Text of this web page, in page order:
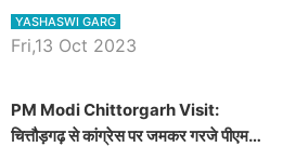
सबसे लोकप्रिय चेहरा कौनसा ?
YASHASWI GARG
Fri,13 Oct 2023
PM Modi Chittorgarh Visit:
चित्तौड़गढ़ से कांग्रेस पर जमकर गरजे पीएम